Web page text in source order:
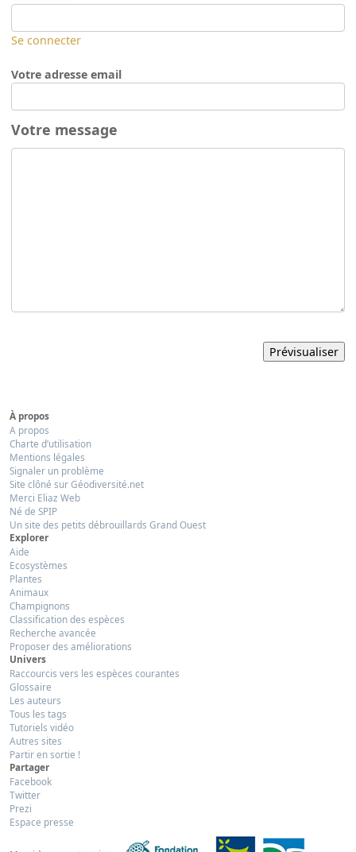
Se connecter
Votre adresse email
Votre message
À propos
A propos
Charte d’utilisation
Mentions légales
Signaler un problème
Site clôné sur Géodiversité.net
Merci Eliaz Web
Né de SPIP
Un site des petits débrouillards Grand Ouest
Explorer
Aide
Ecosystèmes
Plantes
Animaux
Champignons
Classification des espèces
Recherche avancée
Proposer des améliorations
Univers
Raccourcis vers les espèces courantes
Glossaire
Les auteurs
Tous les tags
Tutoriels vidéo
Autres sites
Partir en sortie !
Partager
Facebook
Twitter
Prezi
Espace presse